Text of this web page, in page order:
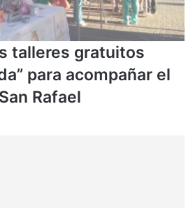
talleres gratuitos
para acompañar el
Rafael